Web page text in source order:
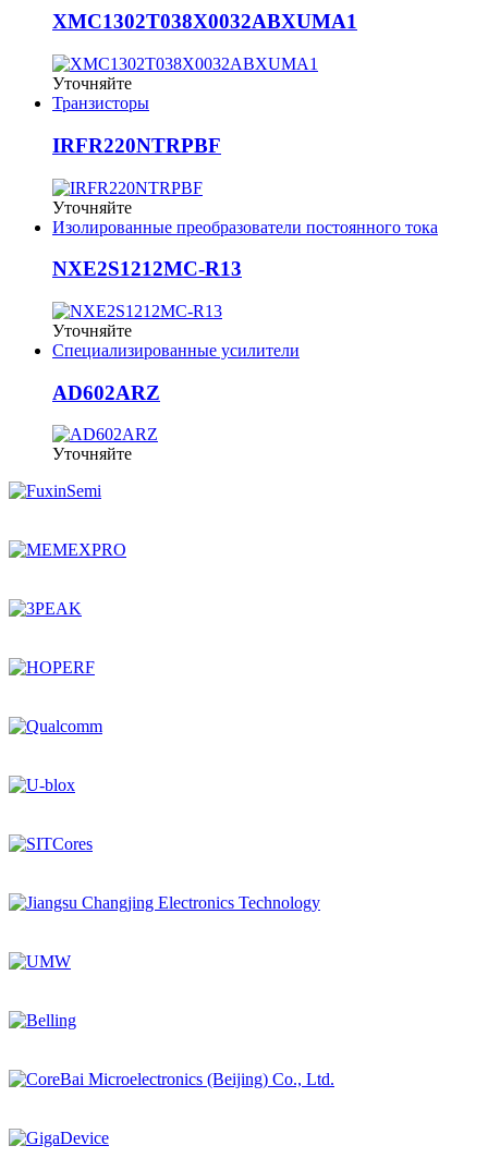
XMC1302T038X0032ABXUMA1
Уточняйте
Транзисторы
IRFR220NTRPBF
Уточняйте
Изолированные преобразователи постоянного тока
NXE2S1212MC-R13
Уточняйте
Специализированные усилители
AD602ARZ
Уточняйте